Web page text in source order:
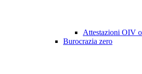
Attestazioni OIV
Burocrazia zero